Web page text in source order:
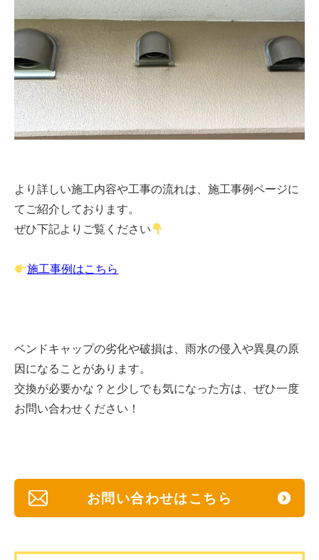
より詳しい施工内容や工事の流れは、施工事例ページに
てご紹介しております。
ぜひ下記よりご覧ください
施工事例はこちら
ベンドキャップの劣化や破損は、雨水の侵入や異臭の原
因になることがあります。
交換が必要かな？と少しでも気になった方は、ぜひ一度
お問い合わせください！
お問い合わせはこちら